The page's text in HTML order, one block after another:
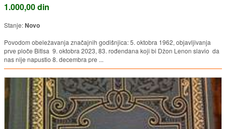
1.000,00 din
Stanje:Novo
Povodom obeležavanja značajnih godišnjica: 5. oktobra 1962, objavljivanja
prve ploče Bitlsa 9. oktobra 2023, 83. rođendana koji bi Džon Lenon slavio da
nas nije napustio 8. decembra pre ...